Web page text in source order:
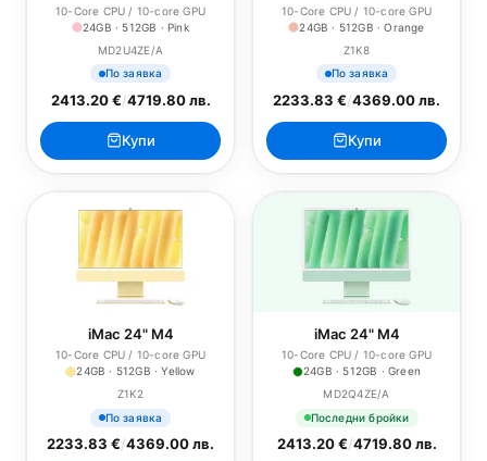
10-Core CPU / 10-core GPU
24GB · 512GB · Pink
MD2U4ZE/A
По заявка
2413.20 €/4719.80 лв.
Купи
10-Core CPU / 10-core GPU
24GB · 512GB · Orange
Z1K8
По заявка
2233.83 €/4369.00 лв.
Купи
iMac 24" M4
10-Core CPU / 10-core GPU
24GB · 512GB · Yellow
Z1K2
По заявка
2233.83 €/4369.00 лв.
iMac 24" M4
10-Core CPU / 10-core GPU
24GB · 512GB · Green
MD2Q4ZE/A
Последни бройки
2413.20 €/4719.80 лв.